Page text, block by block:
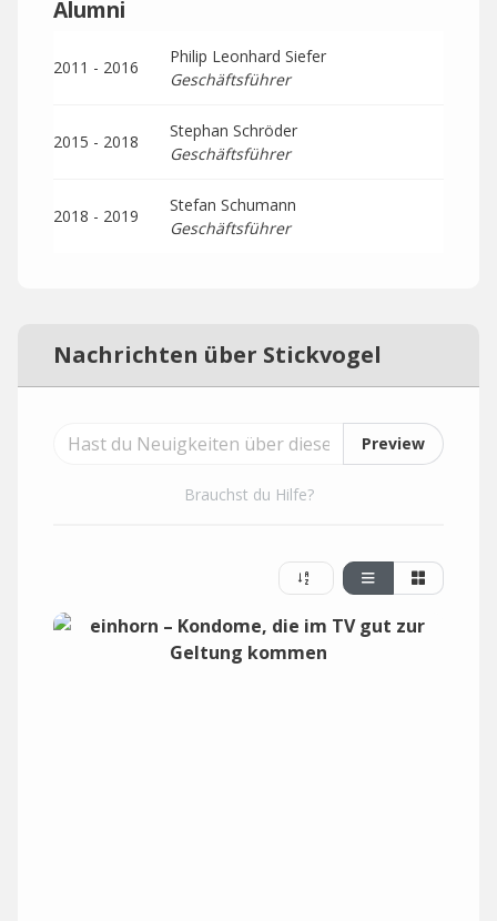
Alumni
2011 - 2016
Philip Leonhard Siefer
Geschäftsführer
2015 - 2018
Stephan Schröder
Geschäftsführer
2018 - 2019
Stefan Schumann
Geschäftsführer
Nachrichten über Stickvogel
Preview
Brauchst du Hilfe?